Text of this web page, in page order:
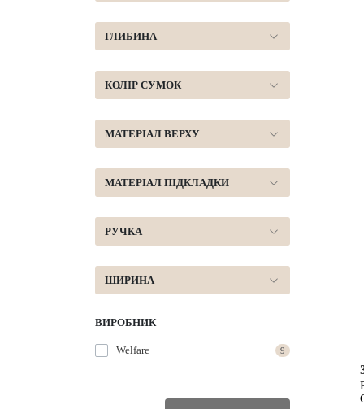
ГЛИБИНА
КОЛІР СУМОК
МАТЕРІАЛ ВЕРХУ
МАТЕРІАЛ ПІДКЛАДКИ
РУЧКА
ШИРИНА
ВИРОБНИК
Welfare 9